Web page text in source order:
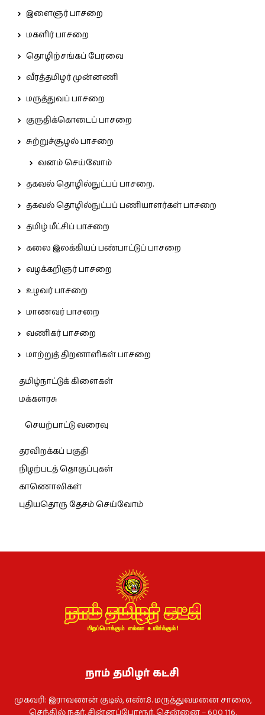
இளைஞர் பாசறை
மகளிர் பாசறை
தொழிற்சங்கப் பேரவை
வீரத்தமிழர் முன்னணி
மருத்துவப் பாசறை
குருதிக்கொடைப் பாசறை
சுற்றுச்சூழல் பாசறை
வனம் செய்வோம்
தகவல் தொழில்நுட்பப் பாசறை.
தகவல் தொழில்நுட்பப் பணியாளர்கள் பாசறை
தமிழ் மீட்சிப் பாசறை
கலை இலக்கியப் பண்பாட்டுப் பாசறை
வழக்கறிஞர் பாசறை
உழவர் பாசறை
மாணவர் பாசறை
வணிகர் பாசறை
மாற்றுத் திறனாளிகள் பாசறை
தமிழ்நாட்டுக் கிளைகள்
மக்களரசு
செயற்பாட்டு வரைவு
தரவிறக்கப் பகுதி
நிழற்படத் தொகுப்புகள்
காணொலிகள்
புதியதொரு தேசம் செய்வோம்
நாம் தமிழர் கட்சி
முகவரி: இராவணன் குடில், எண்.8. மருத்துவமனை சாலை,
செந்தில் நகர், சின்னப்போரூர், சென்னை – 600 116.